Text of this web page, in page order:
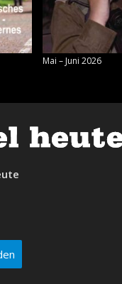
Mai – Juni 2026